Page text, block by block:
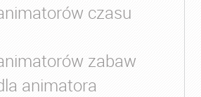
czasu
zabaw
animatora